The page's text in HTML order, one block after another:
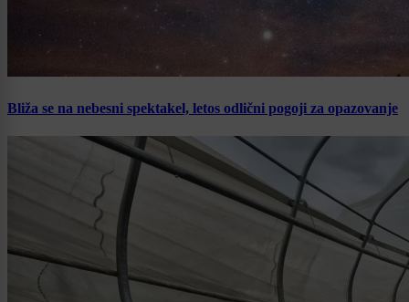
Bliža se na nebesni spektakel, letos odlični pogoji za opazovanje